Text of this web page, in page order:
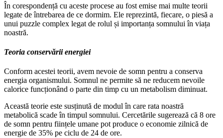
În corespondență cu aceste procese au fost emise mai multe teorii
legate de întrebarea de ce dormim. Ele reprezintă, fiecare, o piesă a
unui puzzle complex legat de rolul și importanța somnului în viața
noastră.
Teoria conservării energiei
Conform acestei teorii, avem nevoie de somn pentru a conserva
energia organismului. Somnul ne permite să ne reducem nevoile
calorice funcționând o parte din timp cu un metabolism diminuat.
Această teorie este susținută de modul în care rata noastră
metabolică scade în timpul somnului. Cercetările sugerează că 8 ore
de somn pentru ființele umane pot produce o economie zilnică de
energie de 35% pe ciclu de 24 de ore.